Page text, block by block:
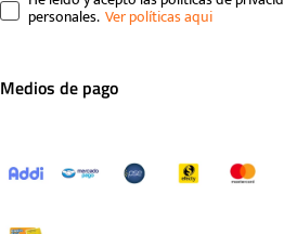
personales.
Medios de pago